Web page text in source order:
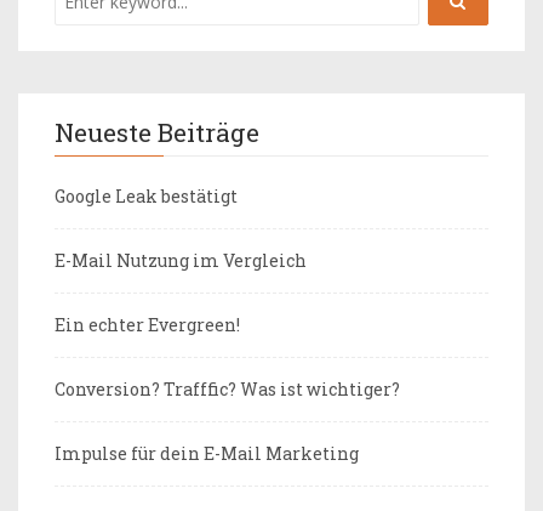
Neueste Beiträge
Google Leak bestätigt
E-Mail Nutzung im Vergleich
Ein echter Evergreen!
Conversion? Trafffic? Was ist wichtiger?
Impulse für dein E-Mail Marketing